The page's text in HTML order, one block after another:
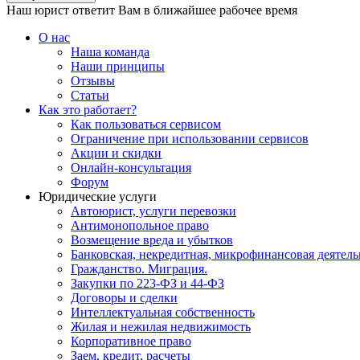
Наш юрист ответит Вам в ближайшее рабочее время
О нас
Наша команда
Наши принципы
Отзывы
Статьи
Как это работает?
Как пользоваться сервисом
Ограничение при использовании сервисов
Акции и скидки
Онлайн-консультация
Форум
Юридические услуги
Автоюрист, услуги перевозки
Антимонопольное право
Возмещение вреда и убытков
Банковская, некредитная, микрофинансовая
Гражданство. Миграция.
Закупки по 223-ФЗ и 44-ФЗ
Договоры и сделки
Интеллектуальная собственность
Жилая и нежилая недвижимость
Корпоративное право
Заем, кредит, расчеты